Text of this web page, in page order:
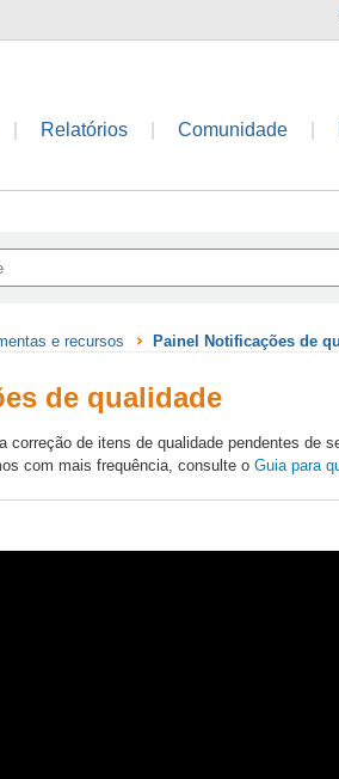
Relatórios Comunidade
e recursos Painel Notificações de
de qualidade
correção de itens de qualidade pendentes
com mais frequência, consulte o Guia para